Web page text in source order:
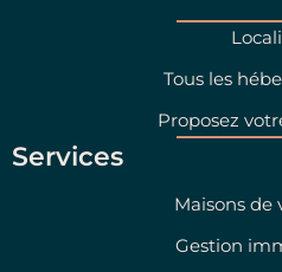
Tous les
Proposez
Services
Maisons de
Gestion